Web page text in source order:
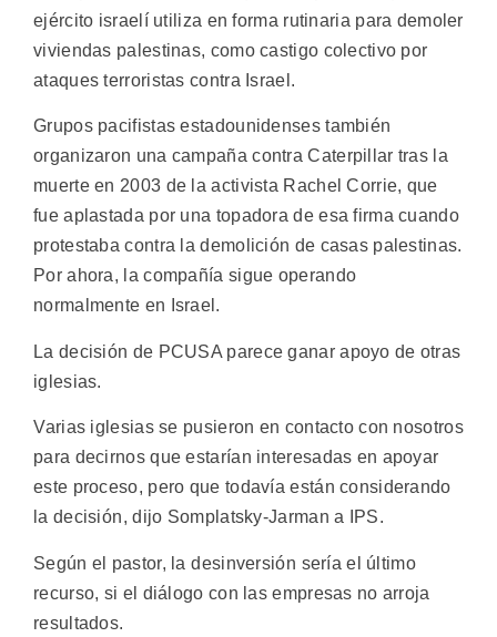
ejército israelí utiliza en forma rutinaria para demoler
viviendas palestinas, como castigo colectivo por
ataques terroristas contra Israel.
Grupos pacifistas estadounidenses también
organizaron una campaña contra Caterpillar tras la
muerte en 2003 de la activista Rachel Corrie, que
fue aplastada por una topadora de esa firma cuando
protestaba contra la demolición de casas palestinas.
Por ahora, la compañía sigue operando
normalmente en Israel.
La decisión de PCUSA parece ganar apoyo de otras
iglesias.
Varias iglesias se pusieron en contacto con nosotros
para decirnos que estarían interesadas en apoyar
este proceso, pero que todavía están considerando
la decisión, dijo Somplatsky-Jarman a IPS.
Según el pastor, la desinversión sería el último
recurso, si el diálogo con las empresas no arroja
resultados.